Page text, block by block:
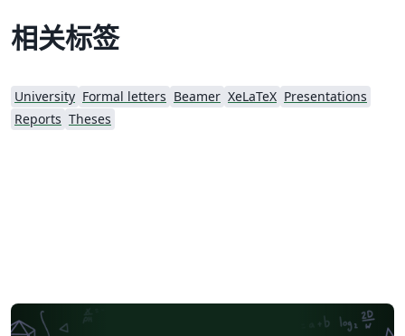
相关标签
University Formal letters Beamer XeLaTeX Presentations
Reports Theses